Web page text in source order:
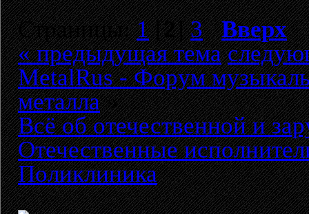
Страницы:1[2]3
Вверх
« предыдущая тема
MetalRus - Форум
металла»
Всё об отечественной и
Отечественные
Поликлиника